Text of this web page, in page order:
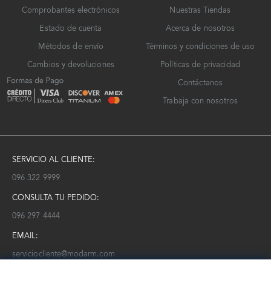
Comprobantes electrónicos
Estado de cuenta
Métodos de envío
Cambios y devoluciones
Nuestras Tiendas
Acerca de nosotros
Términos y condiciones de uso
Políticas de privacidad
Contáctanos
Trabaja con nosotros
SERVICIO AL CLIENTE:
096 322 9999
CONSULTA TU PEDIDO:
096 297 4444
EMAIL:
serviciocliente@modarm.com